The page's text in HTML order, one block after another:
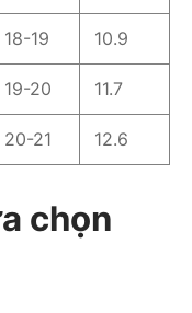
18-19 10.9
19-20 11.7
20-21 12.6
chọn